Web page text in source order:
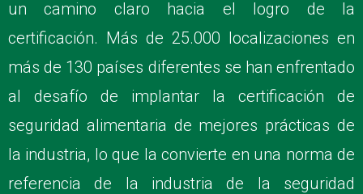
un camino claro hacia el logro de la
certificación. Más de 25.000 localizaciones en
más de 130 países diferentes se han enfrentado
al desafío de implantar la certificación de
seguridad alimentaria de mejores prácticas de
la industria, lo que la convierte en una norma de
referencia de la industria de la seguridad